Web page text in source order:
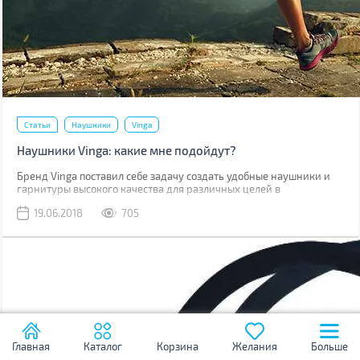
Статьи Наушники Vinga
Наушники Vinga: какие мне подойдут?
Бренд Vinga поставил себе задачу создать удобные наушники и
гарнитуры высокого качества для различных целей в
подходящие по вкусу и предназначению. Как же определиться?
19.06.2018 705
Главная Каталог Корзина Желания Больше